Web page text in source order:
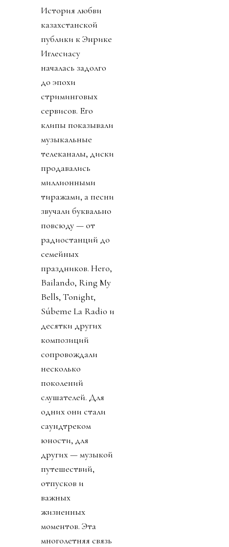
История любви
казахстанской
публики к Энрике
Иглесиасу
началась задолго
до эпохи
стриминговых
сервисов. Его
клипы показывали
музыкальные
телеканалы, диски
продавались
миллионными
тиражами, а песни
звучали буквально
повсюду — от
радиостанций до
семейных
праздников. Hero,
Bailando, Ring My
Bells, Tonight,
Súbeme La Radio и
десятки других
композиций
сопровождали
несколько
поколений
слушателей. Для
одних они стали
саундтреком
юности, для
других — музыкой
путешествий,
отпусков и
важных
жизненных
моментов. Эта
многолетняя связь